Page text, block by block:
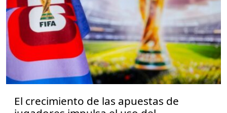
El crecimiento de las apuestas de